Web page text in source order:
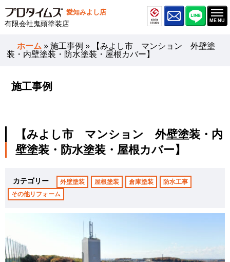
愛知みよし店
有限会社鬼頭塗装店
ホーム »施工事例 »
【みよし市 マンション 外壁塗
装・内壁塗装・防水塗装・屋根カバー】
施工事例
【みよし市 マンション 外壁塗装・内
壁塗装・防水塗装・屋根カバー】
カテゴリー 外壁塗装 屋根塗装 倉庫塗装
防水工事
その他リフォーム